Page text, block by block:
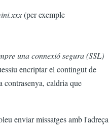
(per exemple
una connexió segura (SSL)
encriptar el contingut de
contrasenya, caldria que
enviar missatges amb l'adreça